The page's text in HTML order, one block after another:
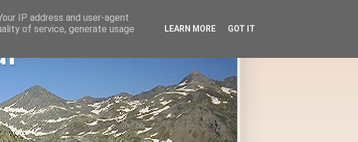
IP address and user-agent
of service, generate usage
LEARN MORE GOT IT